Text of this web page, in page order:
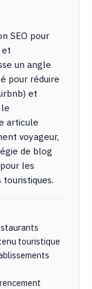
SEO pour
et
un angle
pour réduire
et
articule
voyageur,
de blog
les
touristique